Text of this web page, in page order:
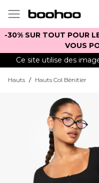
-30% SUR TOUT POUR
VOUS
Ce site utilise des
Hauts / Hauts Col Bénitier